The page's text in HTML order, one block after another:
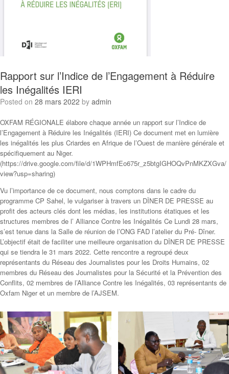
Rapport sur l’Indice de l’Engagement à Réduire
les Inégalités IERI
Posted on 28 mars 2022 by admin
OXFAM RÉGIONALE élabore chaque année un rapport sur l’Indice de
l’Engagement à Réduire les Inégalités (IERI) Ce document met en lumière
les inégalités les plus Criardes en Afrique de l’Ouest de manière générale et
spécifiquement au Niger.
(https://drive.google.com/file/d/1WPHmfEo675r_z5btgIGHOQvPnMKZXGva/
view?usp=sharing)
Vu l’importance de ce document, nous comptons dans le cadre du
programme CP Sahel, le vulgariser à travers un DÎNER DE PRESSE au
profit des acteurs clés dont les médias, les institutions étatiques et les
structures membres de l’ Alliance Contre les Inégalités Ce Lundi 28 mars,
s’est tenue dans la Salle de réunion de l’ONG FAD l’atelier du Pré- Dîner.
L’objectif était de faciliter une meilleure organisation du DÎNER DE PRESSE
qui se tiendra le 31 mars 2022. Cette rencontre a regroupé deux
représentants du Réseau des Journalistes pour les Droits Humains, 02
membres du Réseau des Journalistes pour la Sécurité et la Prévention des
Conflits, 02 membres de l’Alliance Contre les Inégalités, 03 représentants de
Oxfam Niger et un membre de l’AJSEM.